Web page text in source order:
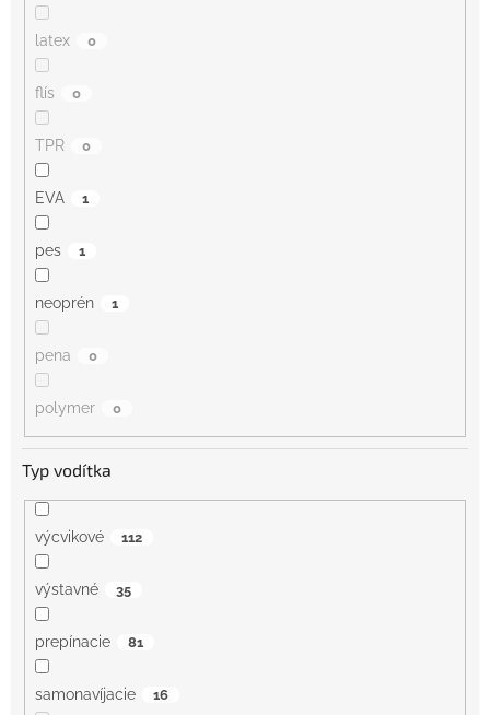
latex 0
flís 0
TPR 0
EVA 1
pes 1
neoprén 1
pena 0
polymer 0
Typ vodítka
výcvikové 112
výstavné 35
prepínacie 81
samonavíjacie 16